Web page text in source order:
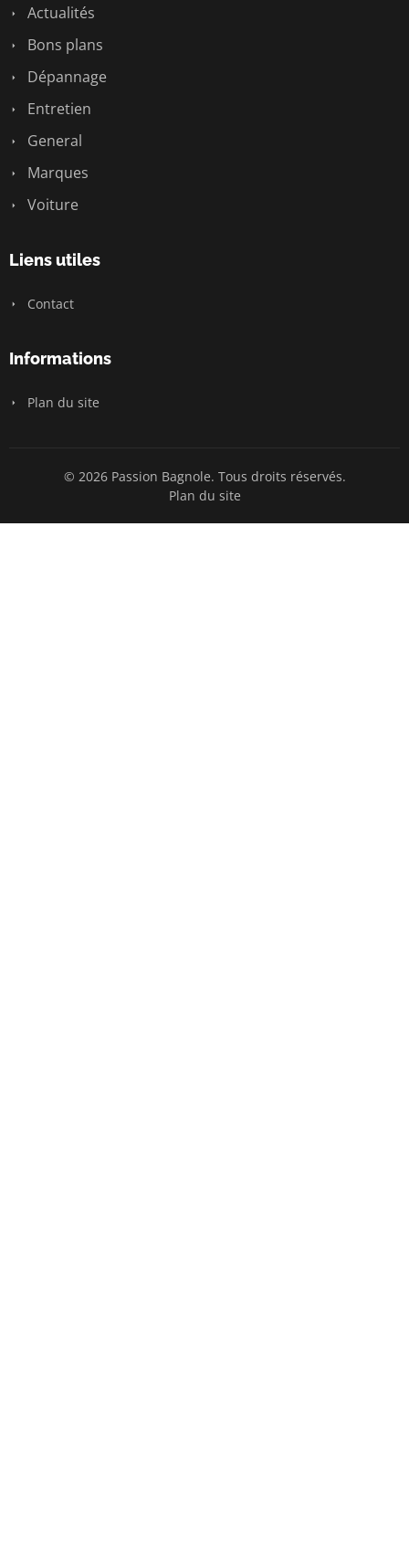
Actualités
Bons plans
Dépannage
Entretien
General
Marques
Voiture
Liens utiles
Contact
Informations
Plan du site
© 2026 Passion Bagnole. Tous droits réservés.
Plan du site